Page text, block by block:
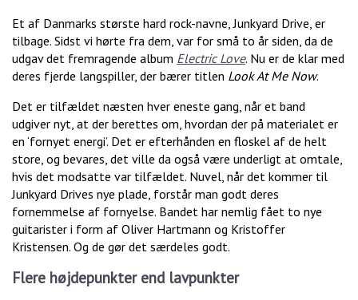
Et af Danmarks største hard rock-navne, Junkyard Drive, er
tilbage. Sidst vi hørte fra dem, var for små to år siden, da de
udgav det fremragende album Electric Love. Nu er de klar med
deres fjerde langspiller, der bærer titlen Look At Me Now.
Det er tilfældet næsten hver eneste gang, når et band
udgiver nyt, at der berettes om, hvordan der på materialet er
en ‘fornyet energi’. Det er efterhånden en floskel af de helt
store, og bevares, det ville da også være underligt at omtale,
hvis det modsatte var tilfældet. Nuvel, når det kommer til
Junkyard Drives nye plade, forstår man godt deres
fornemmelse af fornyelse. Bandet har nemlig fået to nye
guitarister i form af Oliver Hartmann og Kristoffer
Kristensen. Og de gør det særdeles godt.
Flere højdepunkter end lavpunkter